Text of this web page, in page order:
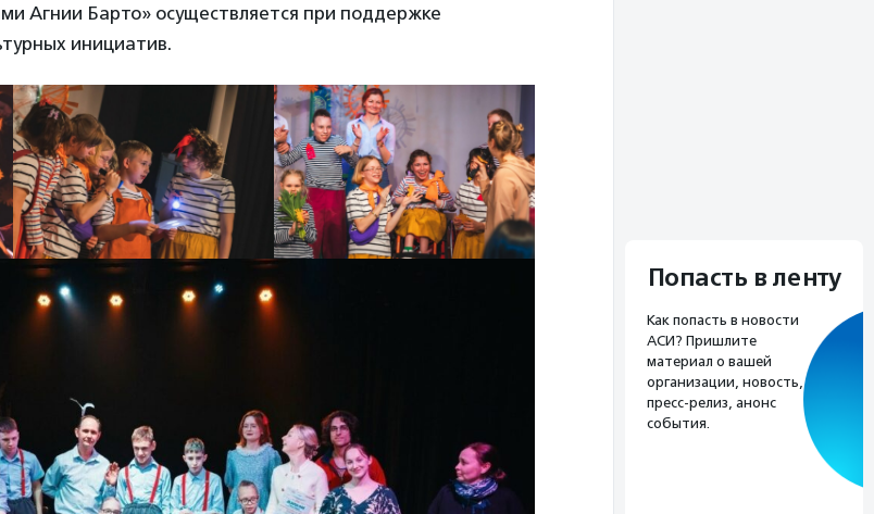
Агнии Барто» осуществляется при поддержке
инициатив.
Попасть в ленту
Как попасть в новости
АСИ? Пришлите
материал о вашей
организации, новость,
пресс-релиз, анонс
события.